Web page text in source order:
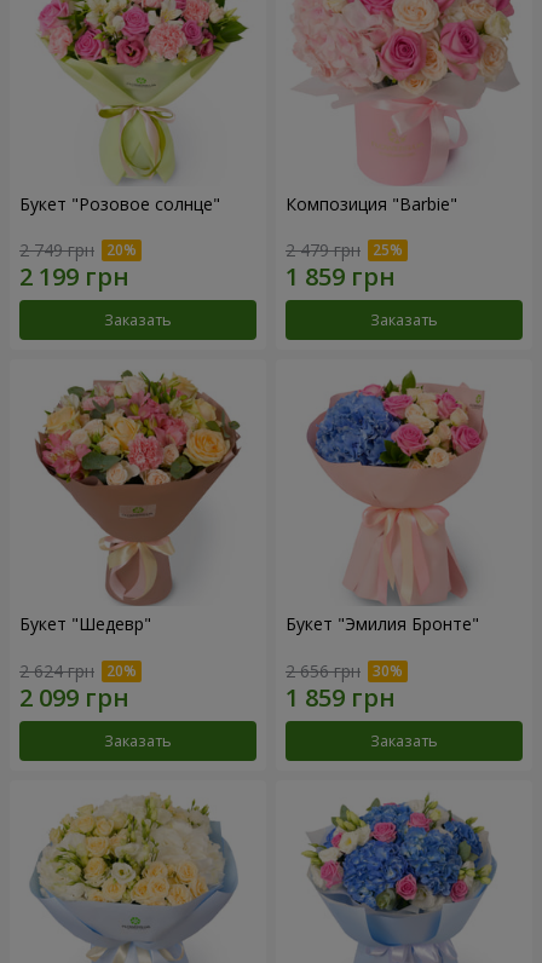
Букет "Розовое солнце"
2 749 грн
Заказать
Композиция "Barbie"
2 479 грн
Заказать
Букет "Шедевр"
2 624 грн
Заказать
Букет "Эмилия Бронте"
2 656 грн
Заказать